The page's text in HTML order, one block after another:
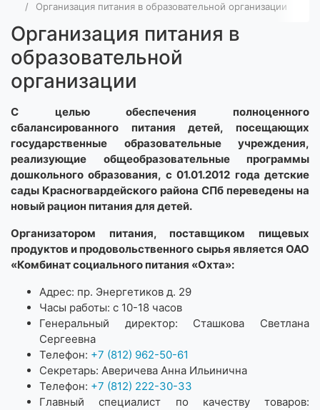
Организация питания в образовательной организации
Организация питания в
образовательной
организации
С целью обеспечения полноценного
сбалансированного питания детей, посещающих
государственные образовательные учреждения,
реализующие общеобразовательные программы
дошкольного образования, с 01.01.2012 года детские
сады Красногвардейского района СПб переведены на
новый рацион питания для детей.
Организатором питания, поставщиком пищевых
продуктов и продовольственного сырья является ОАО
«Комбинат социального питания «Охта»:
Адрес: пр. Энергетиков д. 29
Часы работы: с 10-18 часов
Генеральный директор: Сташкова Светлана
Сергеевна
Телефон: +7 (812) 962-50-61
Секретарь: Аверичева Анна Ильинична
Телефон: +7 (812) 222-30-33
Главный специалист по качеству товаров: